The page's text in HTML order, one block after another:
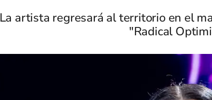
La artista regresará al territorio en el
"Radical